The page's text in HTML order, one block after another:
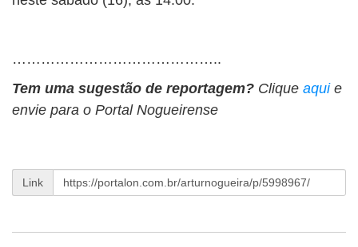
……………………………………..
Tem uma sugestão de reportagem? Clique aqui e
envie para o Portal Nogueirense
Link